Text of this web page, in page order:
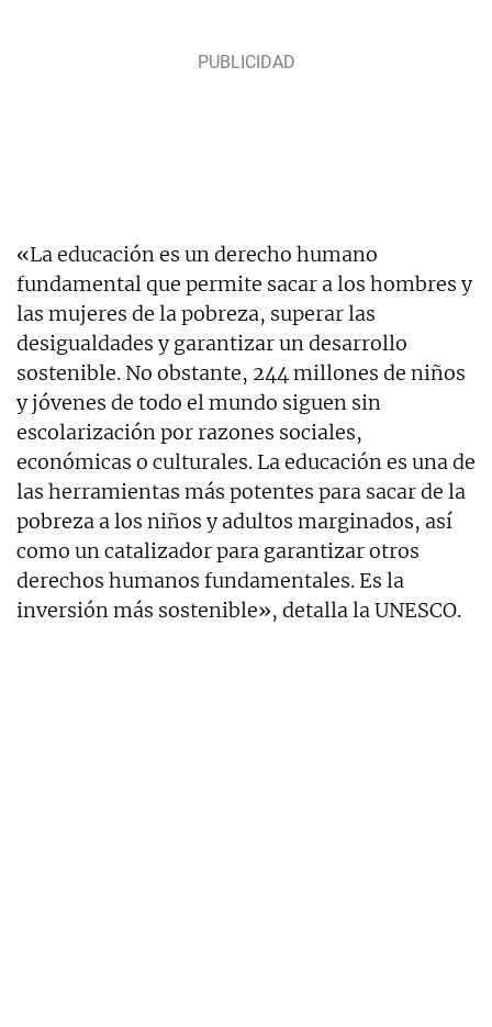
«La educación es un derecho humano
fundamental que permite sacar a los hombres y
las mujeres de la pobreza, superar las
desigualdades y garantizar un desarrollo
sostenible. No obstante, 244 millones de niños
y jóvenes de todo el mundo siguen sin
escolarización por razones sociales,
económicas o culturales. La educación es una de
las herramientas más potentes para sacar de la
pobreza a los niños y adultos marginados, así
como un catalizador para garantizar otros
derechos humanos fundamentales. Es la
inversión más sostenible», detalla la UNESCO.